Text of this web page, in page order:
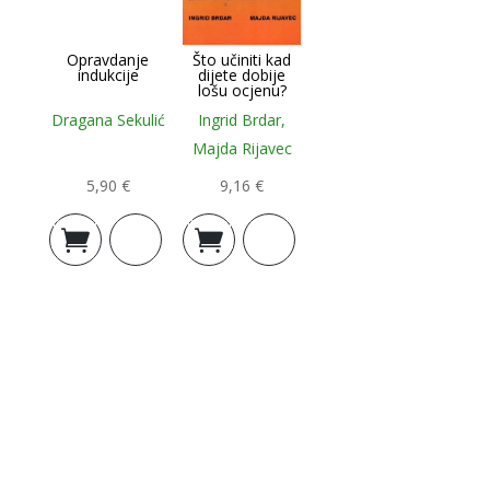
Opravdanje
indukcije
Dragana Sekulić
5,90 €
Dodaj u
košaricu
Što učiniti kad
dijete dobije
lošu ocjenu?
Ingrid Brdar,
Majda Rijavec
9,16€
Dodaj u
košaricu